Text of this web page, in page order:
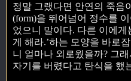
정말 그랬다면 안연의 죽음
(form)을 뛰어넘어 정수를
었으니 말이다. 다른 이에게
게 해라.’하는 모양을 바로
니 얼마나 외로웠을까? 그
자기를 버렸다고 탄식을 했